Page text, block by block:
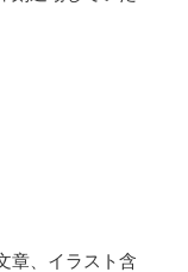
章、イラスト含